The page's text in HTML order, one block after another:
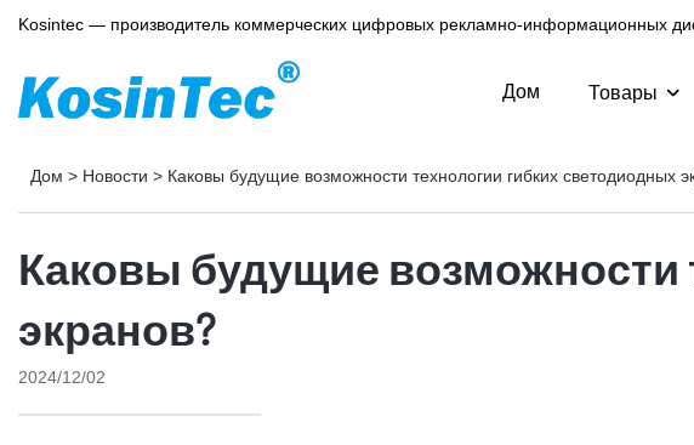
Kosintec — производитель коммерческих цифровых рекламно-информационных
Дом Товары
Дом > Новости > Каковы будущие возможности технологии гибких светодиодных
Каковы будущие возможности
экранов?
2024/12/02